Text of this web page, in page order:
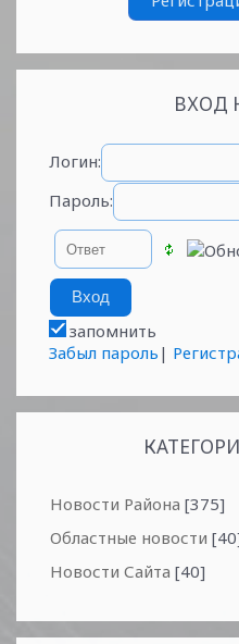
ВХОД
Логин:
Пароль:
запомнить
Забыл пароль |
Новости Района [375]
Областные новости
Новости Сайта [40]